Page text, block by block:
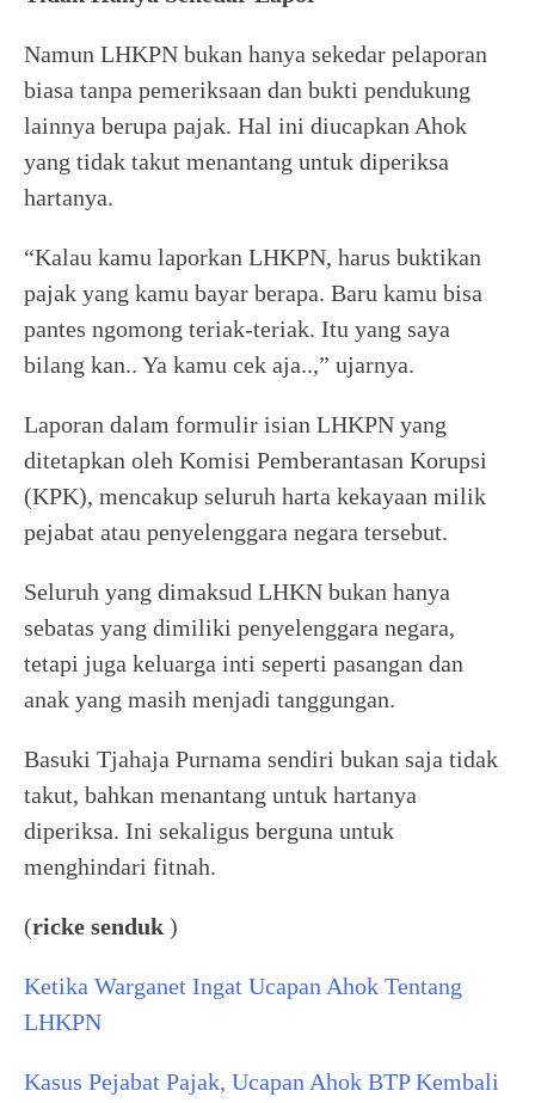
Namun LHKPN bukan hanya sekedar pelaporan
biasa tanpa pemeriksaan dan bukti pendukung
lainnya berupa pajak. Hal ini diucapkan Ahok
yang tidak takut menantang untuk diperiksa
hartanya.
“Kalau kamu laporkan LHKPN, harus buktikan
pajak yang kamu bayar berapa. Baru kamu bisa
pantes ngomong teriak-teriak. Itu yang saya
bilang kan.. Ya kamu cek aja..,” ujarnya.
Laporan dalam formulir isian LHKPN yang
ditetapkan oleh Komisi Pemberantasan Korupsi
(KPK), mencakup seluruh harta kekayaan milik
pejabat atau penyelenggara negara tersebut.
Seluruh yang dimaksud LHKN bukan hanya
sebatas yang dimiliki penyelenggara negara,
tetapi juga keluarga inti seperti pasangan dan
anak yang masih menjadi tanggungan.
Basuki Tjahaja Purnama sendiri bukan saja tidak
takut, bahkan menantang untuk hartanya
diperiksa. Ini sekaligus berguna untuk
menghindari fitnah.
(ricke senduk )
Ketika Warganet Ingat Ucapan Ahok Tentang
LHKPN
Kasus Pejabat Pajak, Ucapan Ahok BTP Kembali